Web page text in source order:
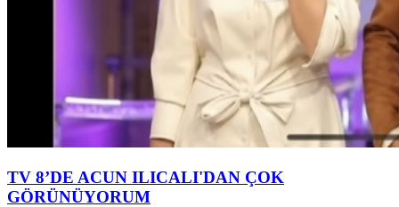
TV 8’DE ACUN ILICALI'DAN ÇOK
GÖRÜNÜYORUM